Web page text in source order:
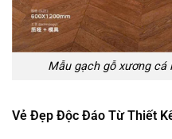
Mẫu gạch gỗ xương cá
Vẻ Đẹp Độc Đáo Từ Thiết